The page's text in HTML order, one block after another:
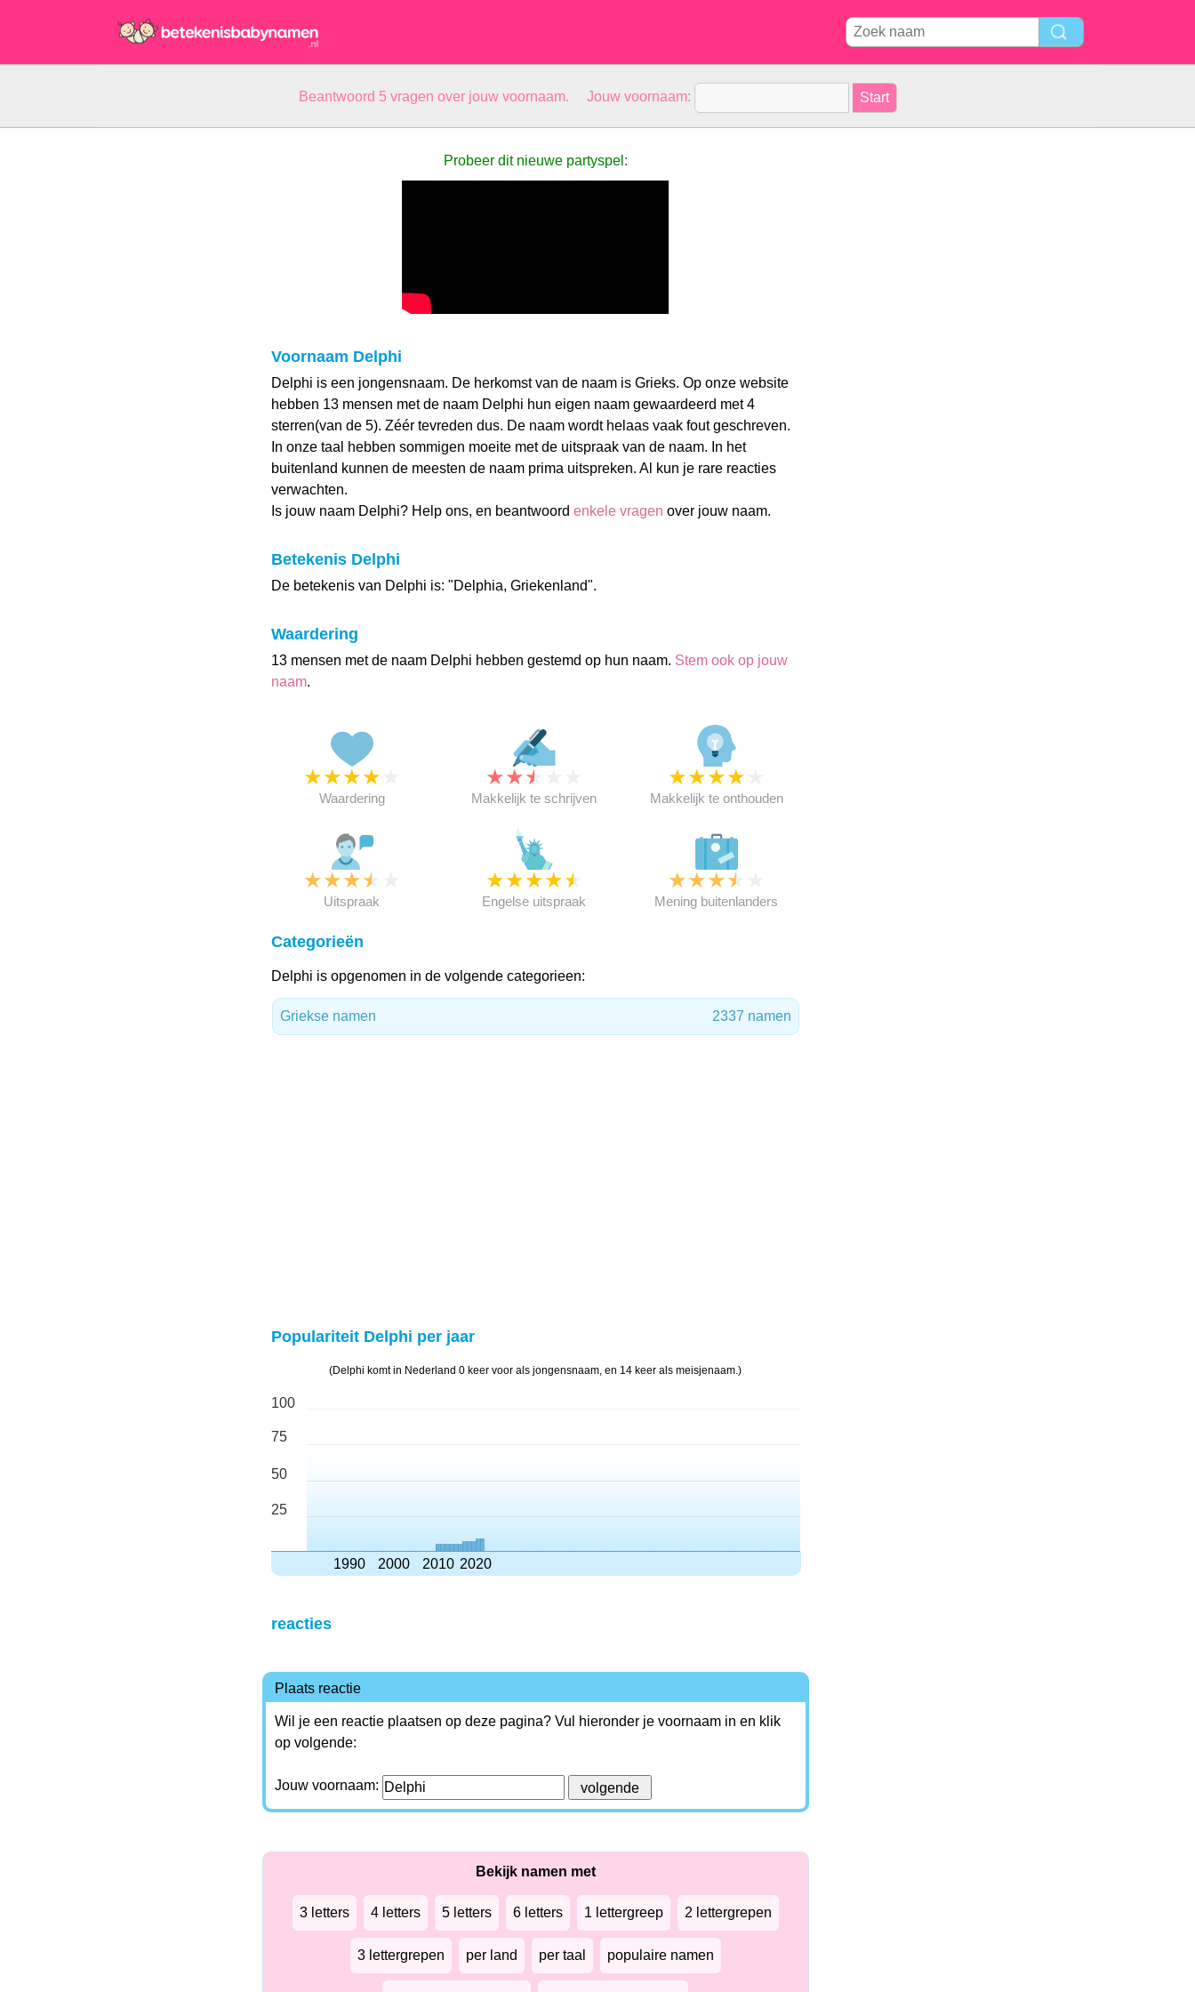
Beantwoord 5 vragen over jouw voornaam. Jouw voornaam:
Probeer dit nieuwe partyspel:
Voornaam Delphi
Delphi is een jongensnaam. De herkomst van de naam is Grieks. Op onze website
hebben 13 mensen met de naam Delphi hun eigen naam gewaardeerd met 4
sterren(van de 5). Zéér tevreden dus. De naam wordt helaas vaak fout geschreven.
In onze taal hebben sommigen moeite met de uitspraak van de naam. In het
buitenland kunnen de meesten de naam prima uitspreken. Al kun je rare reacties
verwachten.
Is jouw naam Delphi? Help ons, en beantwoord enkele vragen over jouw naam.
Betekenis Delphi
De betekenis van Delphi is: "Delphia, Griekenland".
Waardering
13 mensen met de naam Delphi hebben gestemd op hun naam. Stem ook op jouw
naam.
★★★★
Waardering
★★★
Makkelijk te schrijven
★★★★
Makkelijk te onthouden
★★★★
Uitspraak
★★★★★
Engelse uitspraak
★★★★
Mening buitenlanders
Categorieën
Delphi is opgenomen in de volgende categorieen:
Griekse namen 2337 namen
Populariteit Delphi per jaar
(Delphi komt in Nederland 0 keer voor als jongensnaam, en 14 keer als meisjenaam.)
100
75
50
25
1990 2000 2010 2020
reacties
Plaats reactie
Wil je een reactie plaatsen op deze pagina? Vul hieronder je voornaam in en klik
op volgende:
Jouw voornaam:
Bekijk namen met
3 letters 4 letters 5 letters 6 letters 1 lettergreep 2 lettergrepen
3 lettergrepen per land per taal populaire namen